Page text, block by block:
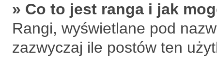
» Co to jest ranga i jak
Rangi, wyświetlane pod
zazwyczaj ile postów ten